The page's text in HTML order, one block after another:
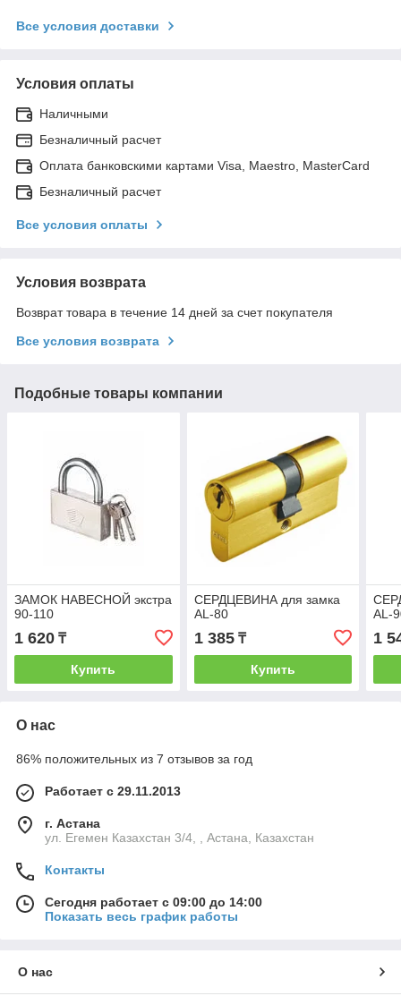
Все условия доставки
Условия оплаты
Наличными
Безналичный расчет
Оплата банковскими картами Visa, Maestro, MasterCard
Безналичный расчет
Все условия оплаты
Условия возврата
Возврат товара в течение 14 дней за счет покупателя
Все условия возврата
Подобные товары компании
ЗАМОК НАВЕСНОЙ экстра
90-110
1 620 ₸
Купить
СЕРДЦЕВИНА для замка
AL-80
1 385₸
Купить
AL-
1
О нас
86% положительных из 7 отзывов за год
Работает с 29.11.2013
г. Астана
ул. Егемен Казахстан 3/4, , Астана, Казахстан
Контакты
Сегодня работает с 09:00 до 14:00
Показать весь график работы
О нас